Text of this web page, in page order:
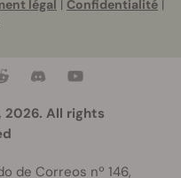
légal | Confidentialité |
2026. All rights
de Correos nº 146,